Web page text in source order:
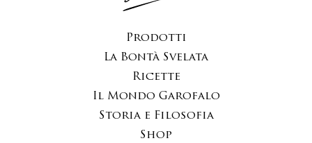
Prodotti
La Bontà Svelata
Ricette
Il Mondo Garofalo
Storia e Filosofia
Shop